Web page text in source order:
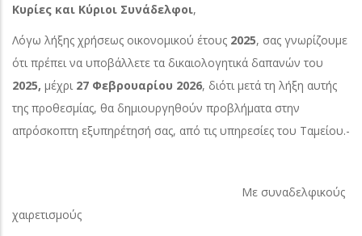
Κυρίες και Κύριοι Συνάδελφοι,
Λόγω λήξης χρήσεως οικονομικού έτους 2025, σας γνωρίζουμε
ότι πρέπει να υποβάλλετε τα δικαιολογητικά δαπανών του
2025, μέχρι 27 Φεβρουαρίου 2026, διότι μετά τη λήξη αυτής
της προθεσμίας, θα δημιουργηθούν προβλήματα στην
απρόσκοπτη εξυπηρέτησή σας, από τις υπηρεσίες του Ταμείου.-
Με συναδελφικούς
χαιρετισμούς